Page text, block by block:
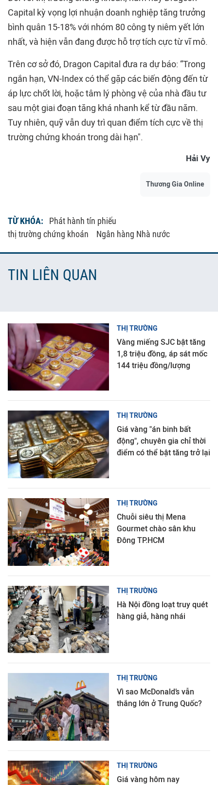
Capital kỳ vọng lợi nhuận doanh nghiệp tăng trưởng
bình quân 15-18% với nhóm 80 công ty niêm yết lớn
nhất, và hiện vẫn đang được hỗ trợ tích cực từ vĩ mô.
Trên cơ sở đó, Dragon Capital đưa ra dự báo: “Trong
ngắn hạn, VN-Index có thể gặp các biến động đến từ
áp lực chốt lời, hoặc tâm lý phòng vệ của nhà đầu tư
sau một giai đoạn tăng khá nhanh kể từ đầu năm.
Tuy nhiên, quỹ vẫn duy trì quan điểm tích cực về thị
trường chứng khoán trong dài hạn".
Hải Vy
Thương Gia Online
TỪ KHÓA:
Phát hành tín phiếu
thị trường chứng khoán
Ngân hàng Nhà nước
TIN LIÊN QUAN
THỊ TRƯỜNG
Vàng miếng SJC bật tăng
1,8 triệu đồng, áp sát mốc
144 triệu đồng/lượng
THỊ TRƯỜNG
Giá vàng "án binh bất
động", chuyên gia chỉ thời
điểm có thể bật tăng trở lại
THỊ TRƯỜNG
Chuỗi siêu thị Mena
Gourmet chào sân khu
Đông TP.HCM
THỊ TRƯỜNG
Hà Nội đồng loạt truy quét
hàng giả, hàng nhái
THỊ TRƯỜNG
Vì sao McDonald’s vẫn
thắng lớn ở Trung Quốc?
THỊ TRƯỜNG
Giá vàng hôm nay